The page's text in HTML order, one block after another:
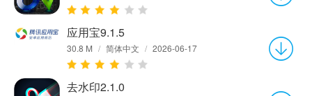
应用宝9.1.5
30.8 M / 简体中文 / 2026-06-17
去水印2.1.0